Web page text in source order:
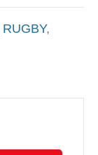
RUGBY,